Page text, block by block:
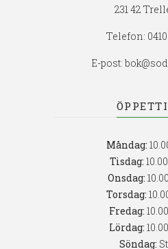
231 42
Telefon:
E-post:
Måndag:
Tisdag:
Onsdag:
Torsdag:
Fredag:
Lördag:
Söndag: